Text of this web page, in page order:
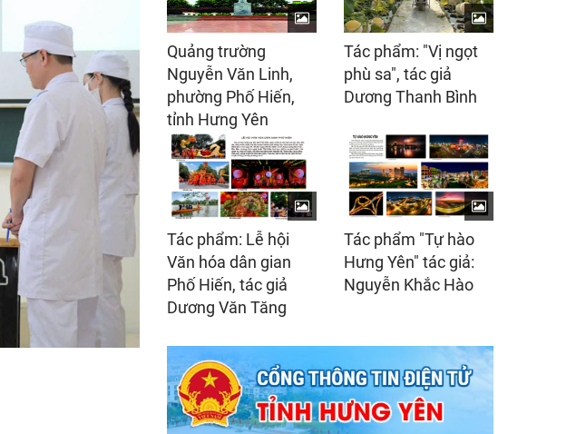
Quảng trường
Nguyễn Văn Linh,
phường Phố Hiến,
tỉnh Hưng Yên
Tác phẩm: "Vị ngọt
phù sa", tác giả
Dương Thanh Bình
Tác phẩm: Lễ hội
Văn hóa dân gian
Phố Hiến, tác giả
Dương Văn Tăng
Tác phẩm "Tự hào
Hưng Yên" tác giả:
Nguyễn Khắc Hào